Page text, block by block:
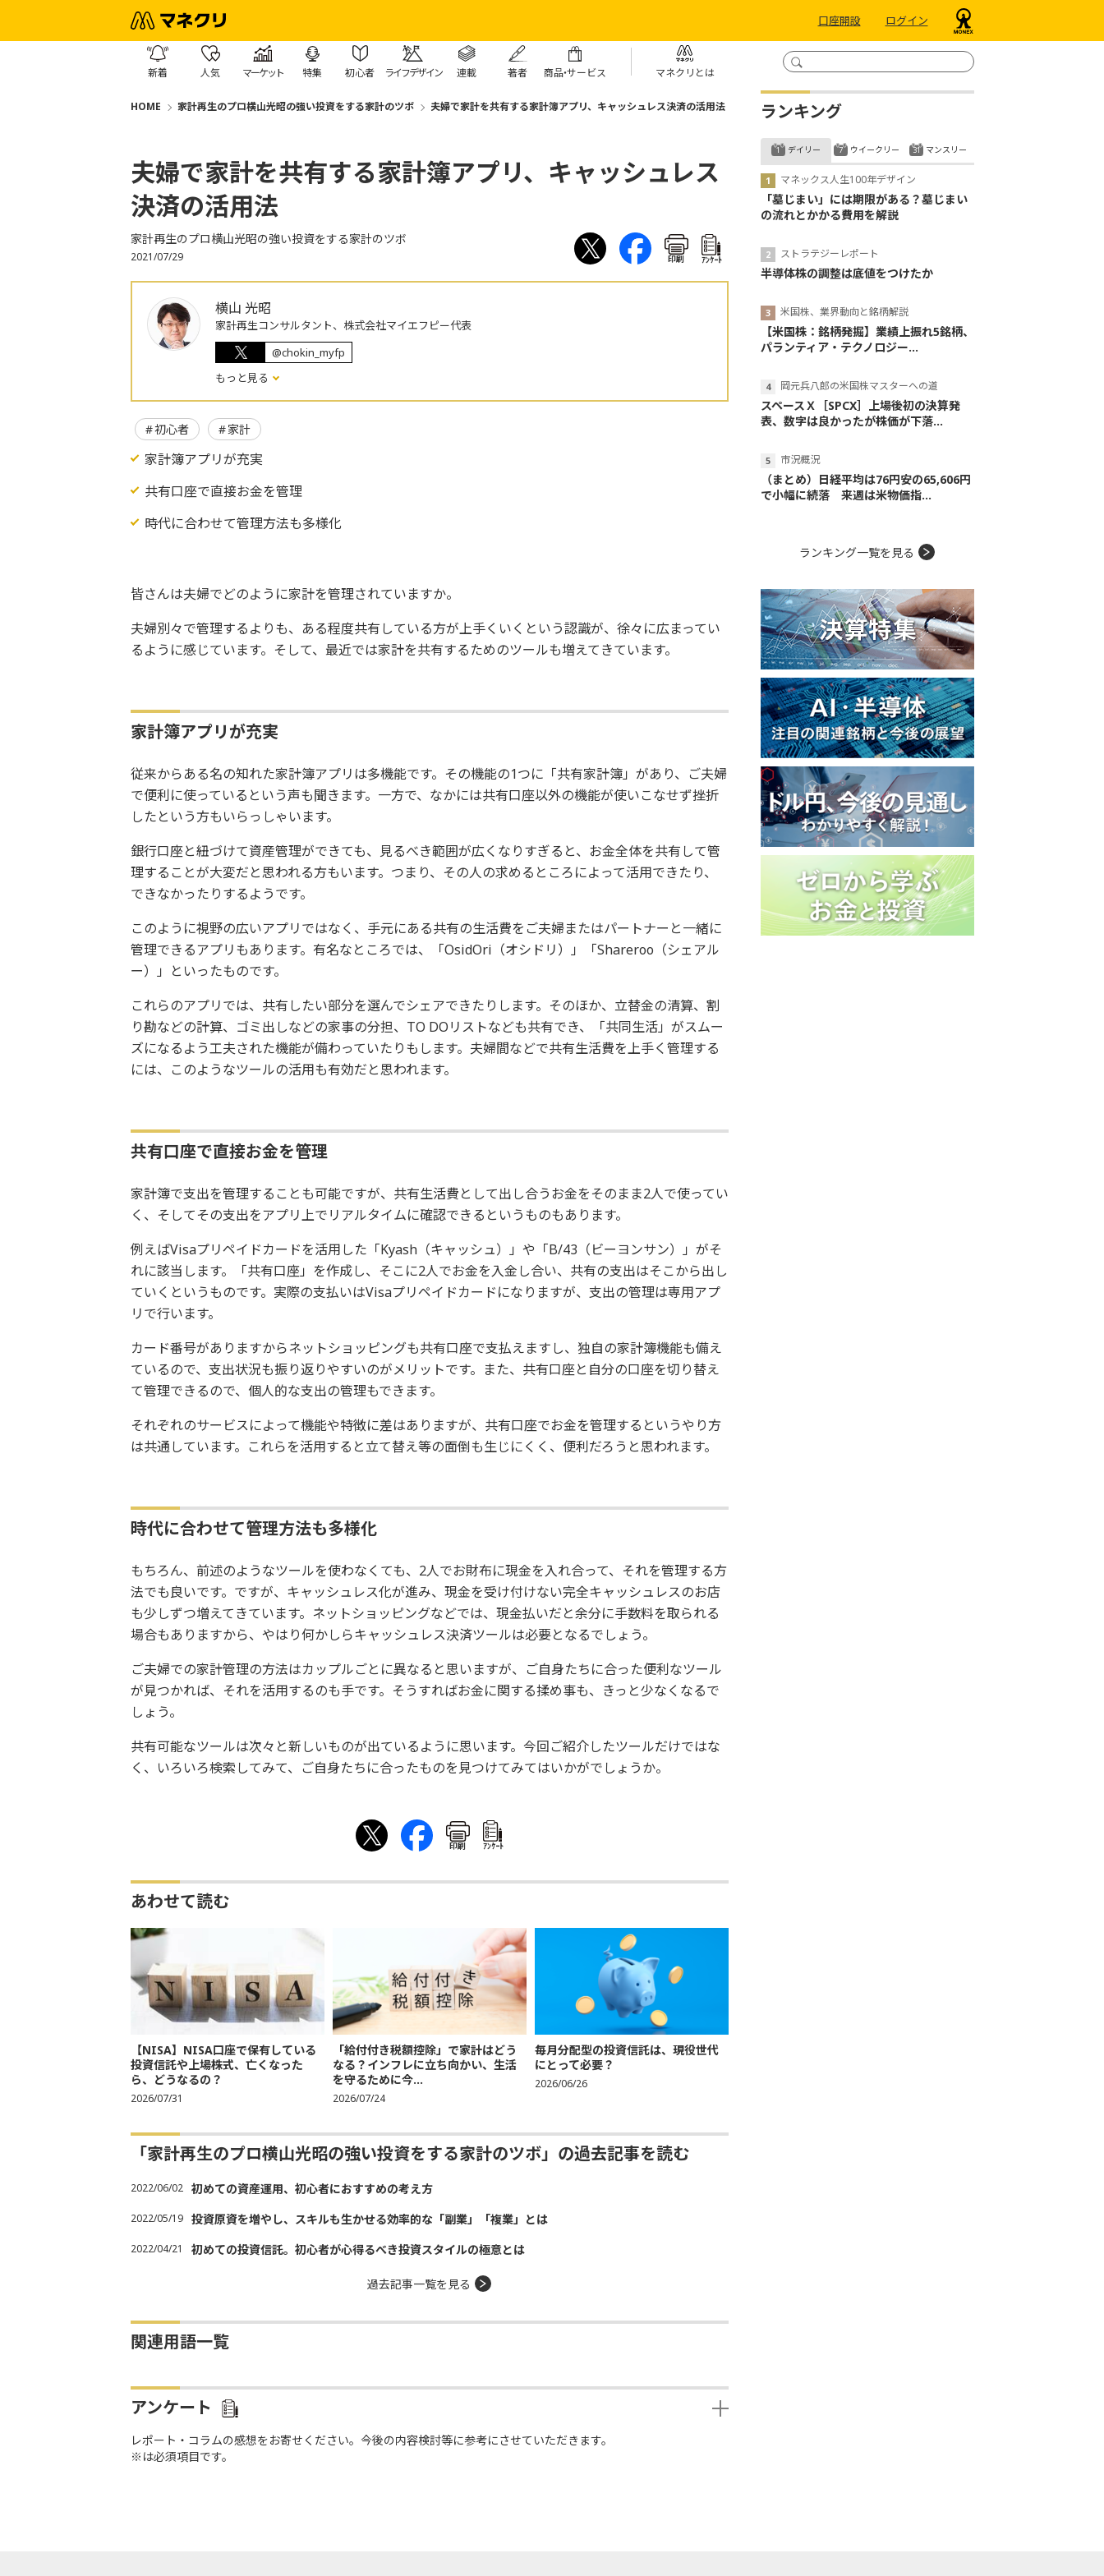
口座開設 ログイン
新着 人気 マーケット 特集 初心者 ライフデザイン 連載 著者 商品・サービス マネクリとは
HOME 家計再生のプロ横山光昭の強い投資をする家計のツボ 夫婦で家計を共有する家計簿アプリ、キャッシュレス決済の活用法
夫婦で家計を共有する家計簿アプリ、キャッシュレス
決済の活用法
家計再生のプロ横山光昭の強い投資をする家計のツボ
2021/07/29 印刷 ｱﾝｹｰﾄ
横山 光昭
家計再生コンサルタント、株式会社マイエフピー代表
@chokin_myfp
もっと見る
初心者 家計
家計簿アプリが充実
共有口座で直接お金を管理
時代に合わせて管理方法も多様化
皆さんは夫婦でどのように家計を管理されていますか。
夫婦別々で管理するよりも、ある程度共有している方が上手くいくという認識が、徐々に広まってい
るように感じています。そして、最近では家計を共有するためのツールも増えてきています。
家計簿アプリが充実
従来からある名の知れた家計簿アプリは多機能です。その機能の1つに「共有家計簿」があり、ご夫婦
で便利に使っているという声も聞きます。一方で、なかには共有口座以外の機能が使いこなせず挫折
したという方もいらっしゃいます。
銀行口座と紐づけて資産管理ができても、見るべき範囲が広くなりすぎると、お金全体を共有して管
理することが大変だと思われる方もいます。つまり、その人の求めるところによって活用できたり、
できなかったりするようです。
このように視野の広いアプリではなく、手元にある共有の生活費をご夫婦またはパートナーと一緒に
管理できるアプリもあります。有名なところでは、「OsidOri（オシドリ）」「Shareroo（シェアル
ー）」といったものです。
これらのアプリでは、共有したい部分を選んでシェアできたりします。そのほか、立替金の清算、割
り勘などの計算、ゴミ出しなどの家事の分担、TO DOリストなども共有でき、「共同生活」がスムー
ズになるよう工夫された機能が備わっていたりもします。夫婦間などで共有生活費を上手く管理する
には、このようなツールの活用も有効だと思われます。
共有口座で直接お金を管理
家計簿で支出を管理することも可能ですが、共有生活費として出し合うお金をそのまま2人で使ってい
く、そしてその支出をアプリ上でリアルタイムに確認できるというものもあります。
例えばVisaプリペイドカードを活用した「Kyash（キャッシュ）」や「B/43（ビーヨンサン）」がそ
れに該当します。「共有口座」を作成し、そこに2人でお金を入金し合い、共有の支出はそこから出し
ていくというものです。実際の支払いはVisaプリペイドカードになりますが、支出の管理は専用アプ
リで行います。
カード番号がありますからネットショッピングも共有口座で支払えますし、独自の家計簿機能も備え
ているので、支出状況も振り返りやすいのがメリットです。また、共有口座と自分の口座を切り替え
て管理できるので、個人的な支出の管理もできます。
それぞれのサービスによって機能や特徴に差はありますが、共有口座でお金を管理するというやり方
は共通しています。これらを活用すると立て替え等の面倒も生じにくく、便利だろうと思われます。
時代に合わせて管理方法も多様化
もちろん、前述のようなツールを使わなくても、2人でお財布に現金を入れ合って、それを管理する方
法でも良いです。ですが、キャッシュレス化が進み、現金を受け付けない完全キャッシュレスのお店
も少しずつ増えてきています。ネットショッピングなどでは、現金払いだと余分に手数料を取られる
場合もありますから、やはり何かしらキャッシュレス決済ツールは必要となるでしょう。
ご夫婦での家計管理の方法はカップルごとに異なると思いますが、ご自身たちに合った便利なツール
が見つかれば、それを活用するのも手です。そうすればお金に関する揉め事も、きっと少なくなるで
しょう。
共有可能なツールは次々と新しいものが出ているように思います。今回ご紹介したツールだけではな
く、いろいろ検索してみて、ご自身たちに合ったものを見つけてみてはいかがでしょうか。
印刷 ｱﾝｹｰﾄ
あわせて読む
【NISA】NISA口座で保有している
投資信託や上場株式、亡くなった
ら、どうなるの？
2026/07/31
「給付付き税額控除」で家計はどう
なる？インフレに立ち向かい、生活
を守るために今...
2026/07/24
毎月分配型の投資信託は、現役世代
にとって必要？
2026/06/26
「家計再生のプロ横山光昭の強い投資をする家計のツボ」の過去記事を読む
2022/06/02 初めての資産運用、初心者におすすめの考え方
2022/05/19 投資原資を増やし、スキルも生かせる効率的な「副業」「複業」とは
2022/04/21 初めての投資信託。初心者が心得るべき投資スタイルの極意とは
過去記事一覧を見る
関連用語一覧
アンケート
レポート・コラムの感想をお寄せください。今後の内容検討等に参考にさせていただきます。
※は必須項目です。
ランキング
デイリー
マネックス人生100年デザイン
「墓じまい」には期限がある？墓じまい
の流れとかかる費用を解説
ストラテジーレポート
半導体株の調整は底値をつけたか
米国株、業界動向と銘柄解説
【米国株：銘柄発掘】業績上振れ5銘柄、
パランティア・テクノロジー...
岡元兵八郎の米国株マスターへの道
スペースＸ［SPCX］上場後初の決算発
表、数字は良かったが株価が下落...
市況概況
（まとめ）日経平均は76円安の65,606円
で小幅に続落 来週は米物価指...
ウイークリー マンスリー
ランキング一覧を見る